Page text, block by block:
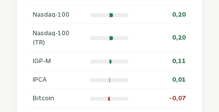
Nasdaq-100 0,20
Nasdaq-100
(TR)
0,20
IGP-M 0,11
IPCA 0,01
Bitcoin -0,07